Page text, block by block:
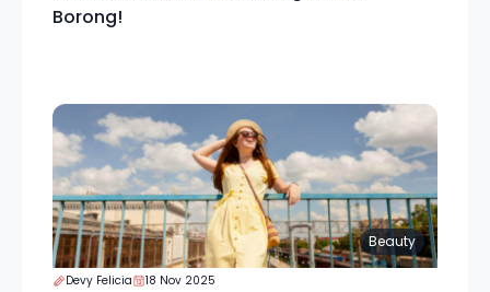
Borong!
Beauty
Devy Felicia 18 Nov 2025